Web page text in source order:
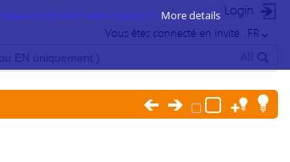
Login
FR
Vous êtes connecté en invité
d’utilisation des cookies ici. More details